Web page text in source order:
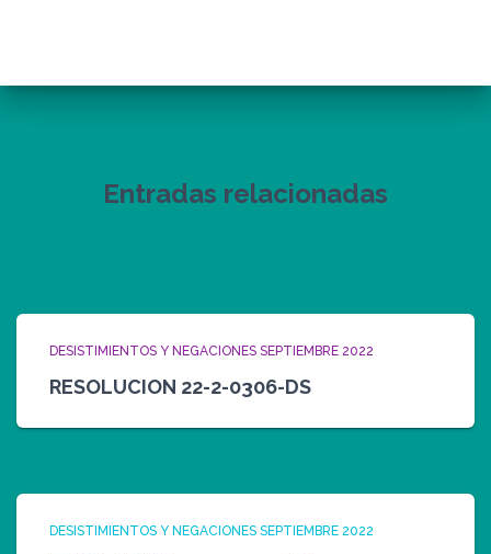
Entradas relacionadas
DESISTIMIENTOS Y NEGACIONES SEPTIEMBRE 2022
RESOLUCION 22-2-0306-DS
DESISTIMIENTOS Y NEGACIONES SEPTIEMBRE 2022